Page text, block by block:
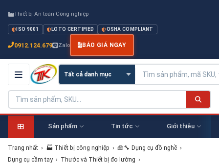
Thiết bị An toàn Công nghiệp
ISO 9001 LOTO CERTIFIED OSHA COMPLIANT
0912.124.679 Zalo BÁO GIÁ NGAY
Sản phẩm Tin tức Giới thiệu
Trang nhất › 🏭 Thiết bị công nghiệp › 🧰🔧 Dụng cụ đồ nghề ›
Dụng cụ cầm tay › Thước và Thiết bị đo lường ›